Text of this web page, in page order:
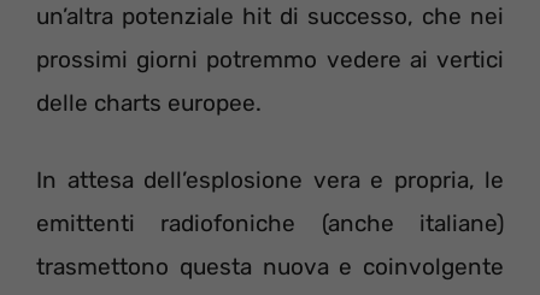
un’altra potenziale hit di successo, che nei
prossimi giorni potremmo vedere ai vertici
delle charts europee.
In attesa dell’esplosione vera e propria, le
emittenti radiofoniche (anche italiane)
trasmettono questa nuova e coinvolgente